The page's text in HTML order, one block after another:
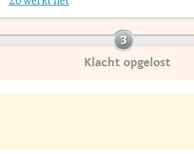
Klacht opgelost